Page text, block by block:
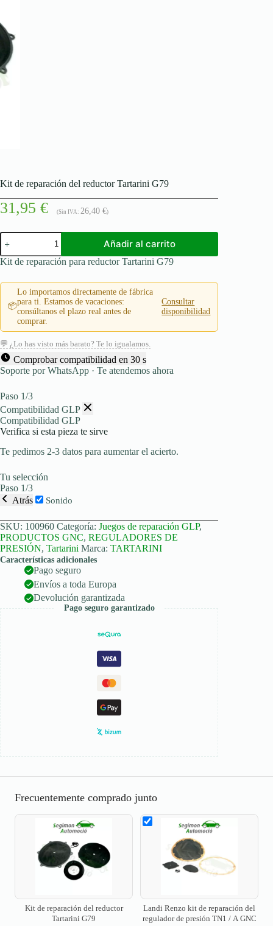
Kit de reparación del reductor Tartarini G79
31,95 € (Sin IVA: 26,40 €)
Kit
de
reparación
del
Tartarini
cantidad
Añadir al carrito
Kit de reparación para reductor Tartarini G79
📦
Lo importamos directamente de fábrica
para ti. Estamos de vacaciones:
consúltanos el plazo real antes de
comprar.
Consultar
disponibilidad
💬 ¿Lo has visto más barato? Te lo igualamos.
Comprobar compatibilidad en 30 s
Soporte por WhatsApp · Te atendemos ahora
Paso 1/3
Compatibilidad GLP
Compatibilidad GLP
Verifica si esta pieza te sirve
Te pedimos 2-3 datos para aumentar el acierto.
Tu selección
Paso 1/3
Atrás
Sonido
SKU: 100960 Categoría: Juegos de reparación GLP,
PRODUCTOS GNC, REGULADORES DE
PRESIÓN, Tartarini Marca: TARTARINI
Características adicionales
Pago seguro
Envíos a toda Europa
Devolución garantizada
Pago seguro garantizado
Frecuentemente comprado junto
Kit de reparación del reductor
Tartarini G79
Landi Renzo kit de reparación del
regulador de presión TN1 / A GNC